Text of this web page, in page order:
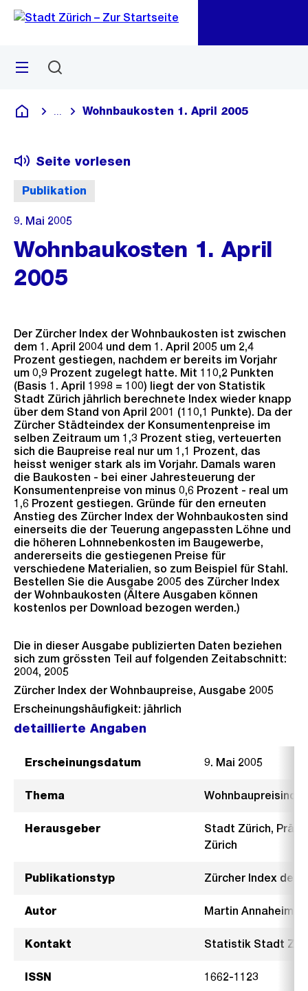
Navigation
Sprunglink
Menü
Deutsch
Blende alle Breadcrumbs ein
Wohnbaukosten 1. April 2005
Publikation
Seite vorlesen
9. Mai 2005
Wohnbaukosten 1. April
2005
Der Zürcher Index der Wohnbaukosten ist zwischen
dem 1. April 2004 und dem 1. April 2005 um 2,4
Prozent gestiegen, nachdem er bereits im Vorjahr
um 0,9 Prozent zugelegt hatte. Mit 110,2 Punkten
(Basis 1. April 1998 = 100) liegt der von Statistik
Stadt Zürich jährlich berechnete Index wieder knapp
über dem Stand von April 2001 (110,1 Punkte). Da der
Zürcher Städteindex der Konsumentenpreise im
selben Zeitraum um 1,3 Prozent stieg, verteuerten
sich die Baupreise real nur um 1,1 Prozent, das
heisst weniger stark als im Vorjahr. Damals waren
die Baukosten - bei einer Jahresteuerung der
Konsumentenpreise von minus 0,6 Prozent - real um
1,6 Prozent gestiegen. Gründe für den erneuten
Anstieg des Zürcher Index der Wohnbaukosten sind
einerseits die der Teuerung angepassten Löhne und
die höheren Lohnnebenkosten im Baugewerbe,
andererseits die gestiegenen Preise für
verschiedene Materialien, so zum Beispiel für Stahl.
Bestellen Sie die Ausgabe 2005 des Zürcher Index
der Wohnbaukosten (Ältere Ausgaben können
kostenlos per Download bezogen werden.)
Die in dieser Ausgabe publizierten Daten beziehen
sich zum grössten Teil auf folgenden Zeitabschnitt:
2004, 2005
Zürcher Index der Wohnbaupreise, Ausgabe 2005
Erscheinungshäufigkeit: jährlich
detaillierte Angaben
Erscheinungsdatum 9. Mai 2005
Thema
Herausgeber
Stadt Zürich,
Zürich
Publikationstyp Zürcher Index der
Autor Martin Annaheim
Kontakt Statistik Stadt
ISSN 1662-1123